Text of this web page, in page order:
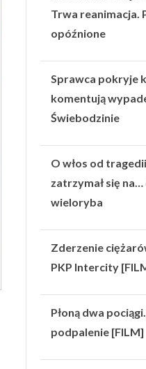
Trwa reanimacja.
opóźnione
Sprawca pokryje
komentują
Świebodzinie
O włos od
zatrzymał się
wieloryba
Zderzenie
PKP Intercity
Płoną dwa
podpalenie [FILM]